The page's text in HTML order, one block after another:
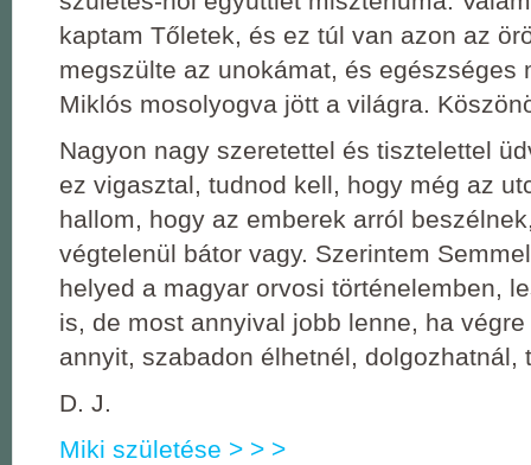
kaptam Tőletek, és ez túl van azon az
megszülte az unokámat, és egészséges
Miklós mosolyogva jött a világra.
Nagyon nagy szeretettel és tisztelettel
ez vigasztal, tudnod kell, hogy még az
hallom, hogy az emberek arról
végtelenül bátor vagy. Szerintem
helyed a magyar orvosi történelemben,
is, de most annyival jobb lenne, ha
annyit, szabadon élhetnél, dolgozhatnál,
D. J.
Miki születése > > >